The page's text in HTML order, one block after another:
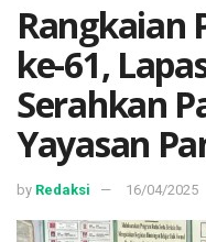
Rangkaian
ke-61,
Serahkan
Yayasan
by Redaksi 16/04/2025